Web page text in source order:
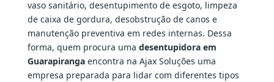
vaso sanitário, desentupimento de esgoto, limpeza
de caixa de gordura, desobstrução de canos e
manutenção preventiva em redes internas. Dessa
forma, quem procura uma desentupidora em
Guarapirangaencontra na Ajax Soluções uma
empresa preparada para lidar com diferentes tipos